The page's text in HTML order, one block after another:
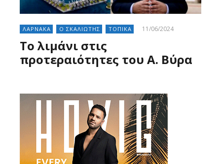
ΛΑΡΝΑΚΑ Ο ΣΚΑΛΙΩΤΗΣ ΤΟΠΙΚΑ 11/06/2024
Το λιμάνι στις
προτεραιότητες του Α. Βύρα